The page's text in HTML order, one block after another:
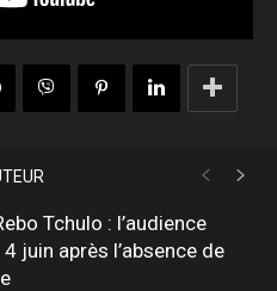
Tchulo : l’audience
juin après l’absence de